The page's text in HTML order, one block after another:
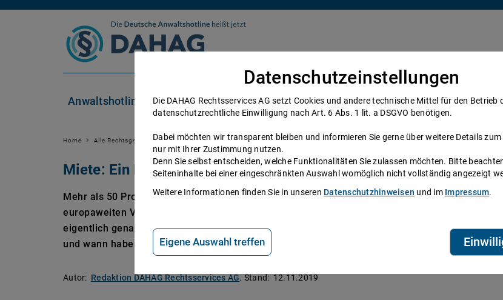
Anwaltshotline Rechtsgebiete Über uns Anwälte Telefonanwalt
Home Alle Rechtsgebiete Mietrecht Miete
Miete: Ein Einblick ins Mietrecht
Mehr als 50 Prozent der Deutschen leben zur Miete, womit die Bundesrepublik im
europaweiten Vergleich die einsame Spitze bildet. Doch was hat es mit der Miete
eigentlich genau auf sich, was ist der Unterschied zwischen Brutto- und Nettomiete
und wann haben Sie als Mieter das Recht, die Miete zu mindern?
Autor: Redaktion DAHAG Rechtsservices AG. Stand: 12.11.2019
Datenschutzeinstellungen
Die DAHAG Rechtsservices AG setzt Cookies und andere technische Mittel für den Betrieb
datenschutzrechtliche Einwilligung nach Art. 6 Abs. 1 lit. a DSGVO benötigen.
Dabei möchten wir transparent bleiben und informieren Sie gerne über weitere Details
nur mit Ihrer Zustimmung nutzen.
Denn Sie selbst entscheiden, welche Funktionalitäten Sie zulassen möchten. Bitte
Seiteninhalte bei einer eingeschränkten Auswahl womöglich nicht vollständig angezeigt
Weitere Informationen finden Sie in unseren Datenschutzhinweisen und im Impressum.
Eigene Auswahl treffen